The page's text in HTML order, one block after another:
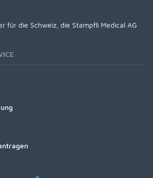
für die Schweiz, die Stampfli Medical AG